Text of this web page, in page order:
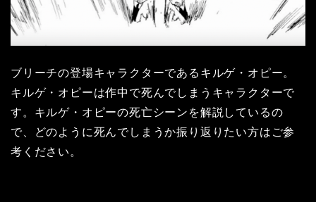
ブリーチの登場キャラクターであるキルゲ・オピー。
キルゲ・オピーは作中で死んでしまうキャラクターで
す。キルゲ・オピーの死亡シーンを解説しているの
で、どのように死んでしまうか振り返りたい方はご参
考ください。